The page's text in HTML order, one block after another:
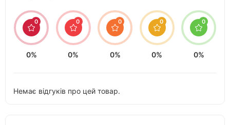
0
0%
0
0%
0
0%
0
0%
0
0%
Немає відгуків про цей товар.